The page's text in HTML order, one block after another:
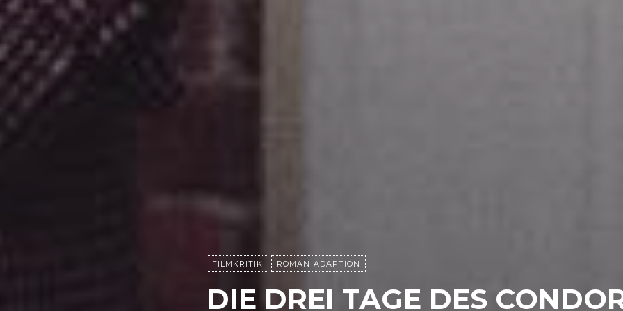
FILMKRITIK ROMAN-ADAPTION
DIE DREI TAGE DES